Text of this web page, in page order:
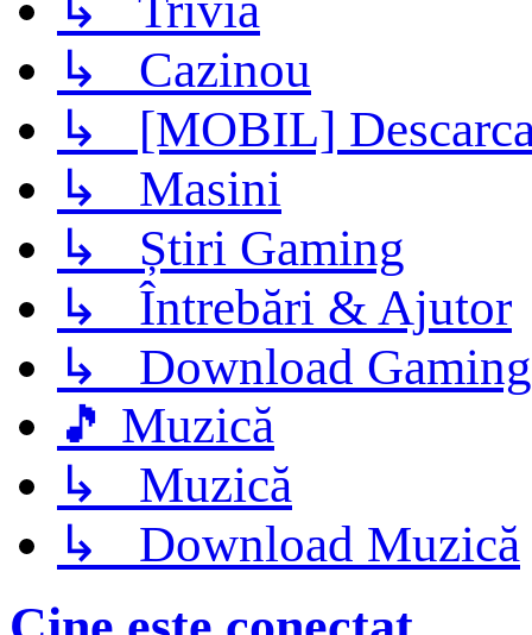
↳ Cazinou
↳ [MOBIL]
↳ Masini
↳ Știri Gaming
↳ Întrebări & Ajutor
↳ Download Gaming
🎵 Muzică
↳ Muzică
↳ Download Muzică